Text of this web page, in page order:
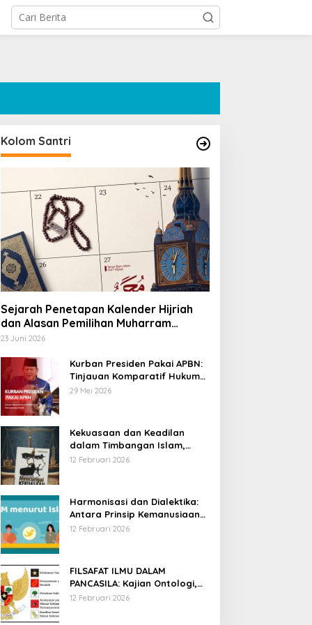
Kolom Santri
Sejarah Penetapan Kalender Hijriah
dan Alasan Pemilihan Muharram
sebagai Awal Tahun
23 Juni 2026
Kurban Presiden Pakai APBN:
Tinjauan Komparatif Hukum
Islam dan Positif Negara
29 Mei 2026
Kekuasaan dan Keadilan
dalam Timbangan Islam,
Membaca Mencurigai
12 Februari 2026
Harmonisasi dan Dialektika:
Antara Prinsip Kemanusiaan
Islam dan Hak Asasi Manusia
12 Februari 2026
FILSAFAT ILMU DALAM
PANCASILA: Kajian Ontologi,
Epistemologi, dan Aksiologi
12 Februari 2026